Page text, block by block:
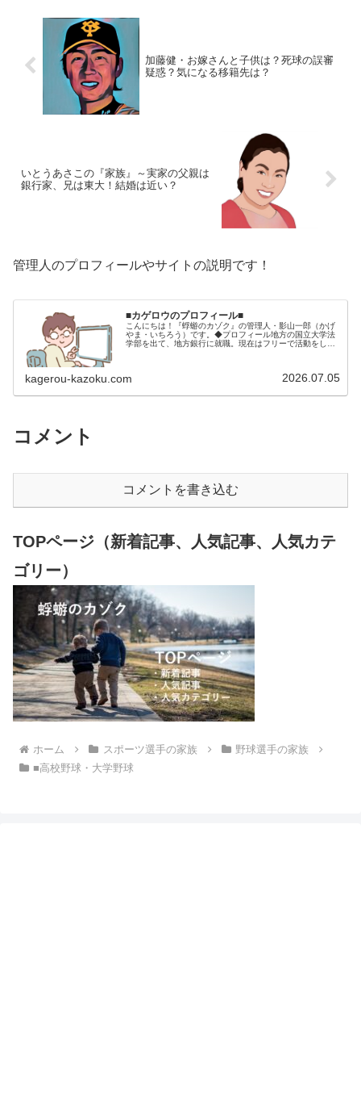
加藤健・お嫁さんと子供は？死球の誤審
疑惑？気になる移籍先は？
いとうあさこの『家族』～実家の父親は
銀行家、兄は東大！結婚は近い？
管理人のプロフィールやサイトの説明です！
■カゲロウのプロフィール■
こんにちは！『蜉蝣のカゾク』の管理人・影山一郎（かげ
やま・いちろう）です。◆プロフィール地方の国立大学法
学部を出て、地方銀行に就職。現在はフリーで活動をして
kagerou-kazoku.com 2026.07.05
コメント
コメントを書き込む
TOPページ（新着記事、人気記事、人気カテ
ゴリー）
ホーム スポーツ選手の家族
野球選手の家族
■高校野球・大学野球